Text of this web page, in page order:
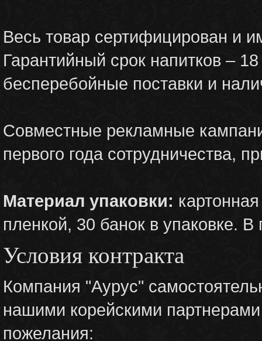
Весь товар сертифицирован и
Гарантийный срок напитков –
бесперебойные поставки и
Совместные рекламные
первого года сотрудничества,
Материал упаковки:
пленкой, 30 банок в упаковке. В
Условия контракта
Компания "Аурус"
нашими корейскими
пожелания: